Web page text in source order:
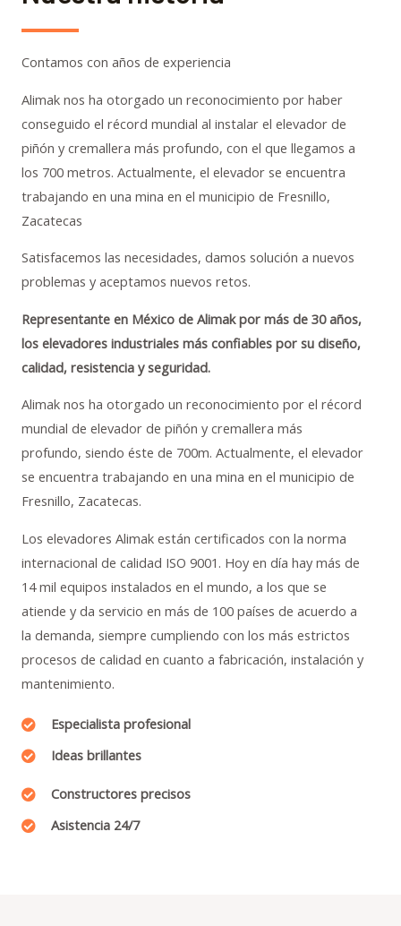
Contamos con años de experiencia
Alimak nos ha otorgado un reconocimiento por haber
conseguido el récord mundial al instalar el elevador de
piñón y cremallera más profundo, con el que llegamos a
los 700 metros. Actualmente, el elevador se encuentra
trabajando en una mina en el municipio de Fresnillo,
Zacatecas
Satisfacemos las necesidades, damos solución a nuevos
problemas y aceptamos nuevos retos.
Representante en México de Alimakpor más de 30 años,
los elevadores industriales más confiables por su diseño,
calidad, resistencia y seguridad.
Alimak nos ha otorgado un reconocimiento por el récord
mundial de elevador de piñón y cremallera más
profundo, siendo éste de 700m. Actualmente, el elevador
se encuentra trabajando en una mina en el municipio de
Fresnillo, Zacatecas.
Los elevadores Alimak están certificados con la norma
internacional de calidad ISO 9001. Hoy en día hay más de
14 mil equipos instalados en el mundo, a los que se
atiende y da servicio en más de 100 países de acuerdo a
la demanda, siempre cumpliendo con los más estrictos
procesos de calidad en cuanto a fabricación, instalación y
mantenimiento.
Especialista profesional
Ideas brillantes
Constructores precisos
Asistencia 24/7